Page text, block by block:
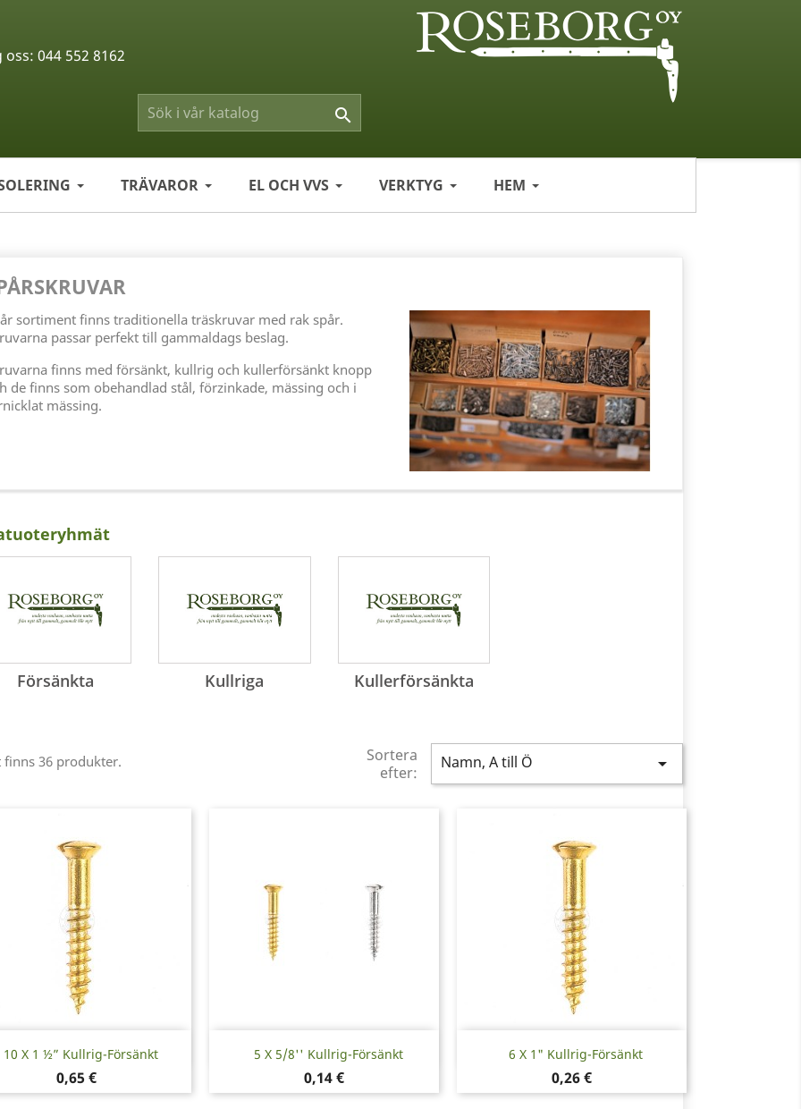

TRÄVAROR EL OCH VVS VERKTYG HEM
oss: 044 552 8162
sortiment finns traditionella träskruvar med rak spår.
passar perfekt till gammaldags beslag.
finns med försänkt, kullrig och kullerförsänkt knopp
de finns som obehandlad stål, förzinkade, mässing och i
mässing.
Försänkta Kullriga Kullerförsänkta
finns 36 produkter.
Sortera
efter:
Namn, A till Ö 
10 X 1 ½” Kullrig-Försänkt
Pris
0,65 €
Snabbvy 5 X 5/8'' Kullrig-Försänkt
Pris
0,14 €
 Snabbvy 6 X 1" Kullrig-Försänkt
Pris
0,26 €
Snabbvy